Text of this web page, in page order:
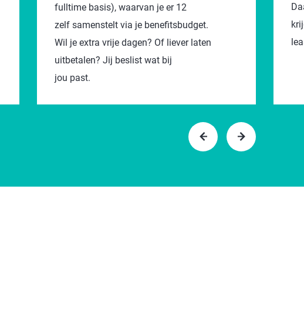
fulltime basis), waarvan je er 12
zelf samenstelt via je benefitsbudget.
Wil je extra vrije dagen? Of liever laten
uitbetalen? Jij beslist wat bij
jou past.